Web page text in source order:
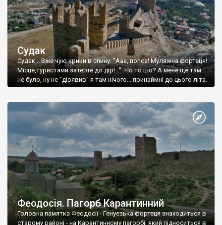
Судак
Судак... Вже чую крики в спину: "Ааа, попса! Муляжна фортеця!
Місце,туристами затерте до дір!..." Но то шо? А мене ще там
не було, ну не "дірявив" я там нічого... принаймні до цього літа.
Феодосія. Пагорб Карантинний
Головна памятка Феодосії - Генуезька фортеця знаходиться в
старому районі - на Карантинному пагорбі, який підноситься в